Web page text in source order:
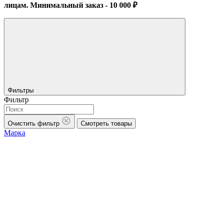
лицам. Минимальный заказ - 10 000 ₽
Фильтры
Фильтр
Очистить фильтр Смотреть товары
Марка